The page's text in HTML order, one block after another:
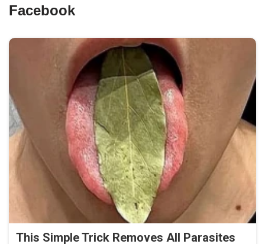
Facebook
This Simple Trick Removes All Parasites